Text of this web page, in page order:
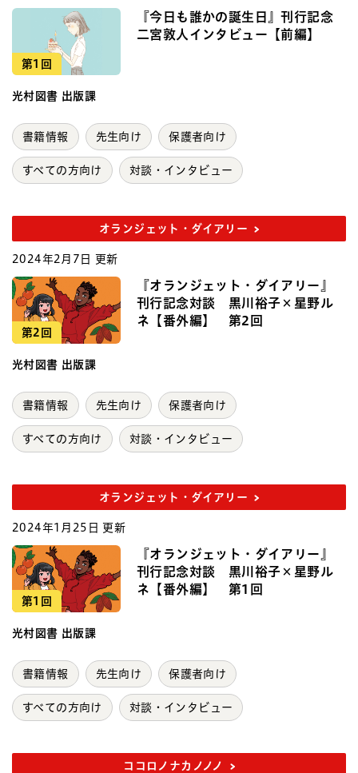
第1回
『今日も誰かの誕生日』刊行記念
二宮敦人インタビュー【前編】
光村図書 出版課
書籍情報 先生向け 保護者向け
すべての方向け 対談・インタビュー
オランジェット・ダイアリー
2024年2月7日 更新
第2回
『オランジェット・ダイアリー』
刊行記念対談 黒川裕子×星野ル
ネ【番外編】 第2回
光村図書 出版課
書籍情報 先生向け 保護者向け
すべての方向け 対談・インタビュー
オランジェット・ダイアリー
2024年1月25日 更新
第1回
『オランジェット・ダイアリー』
刊行記念対談 黒川裕子×星野ル
ネ【番外編】 第1回
光村図書 出版課
書籍情報 先生向け 保護者向け
すべての方向け 対談・インタビュー
ココロノナカノノノ